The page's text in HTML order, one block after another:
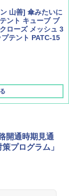
山善] 傘みたいに
ント キューブ ブ
ローズ メッシュ 3
テント PATC-15
ドーム 1 EX BDK
ポリエステル フ
開通時期見通
プログラム」